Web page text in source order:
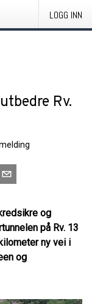
LOGG INN
Rv.
og
på Rv. 13
ny vei i
og